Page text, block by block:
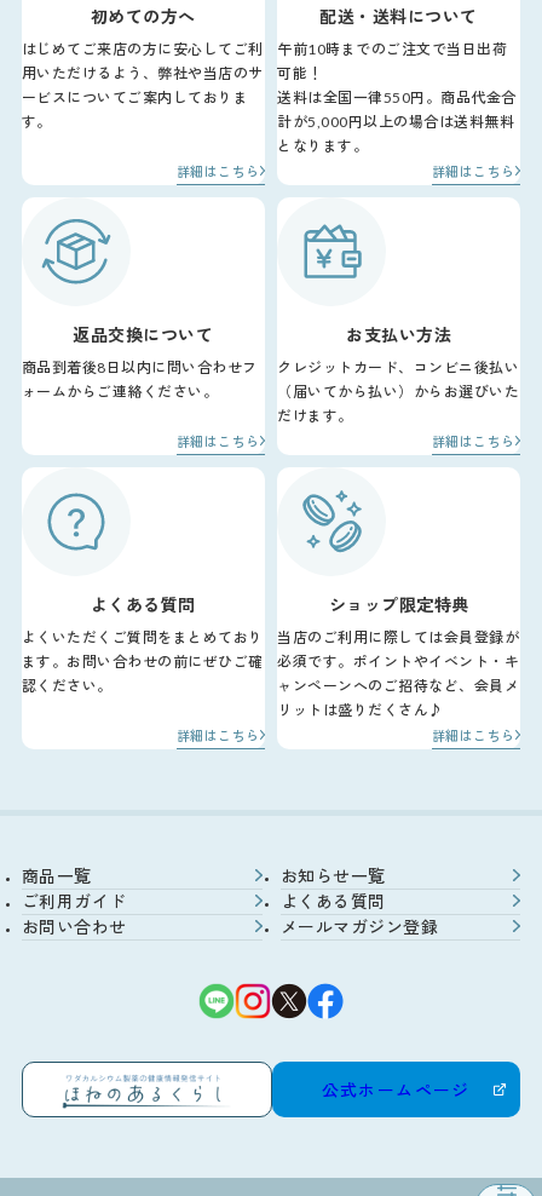
初めての方へ
はじめてご来店の方に安心してご利
用いただけるよう、弊社や当店のサ
ービスについてご案内しておりま
す。
詳細はこちら
配送・送料について
午前10時までのご注文で当日出荷
可能！
送料は全国一律550円。商品代金合
計が5,000円以上の場合は送料無料
となります。
詳細はこちら
返品交換について
商品到着後8日以内に問い合わせフ
ォームからご連絡ください。
詳細はこちら
お支払い方法
クレジットカード、コンビニ後払い
（届いてから払い）からお選びいた
だけます。
詳細はこちら
よくある質問
よくいただくご質問をまとめており
ます。お問い合わせの前にぜひご確
認ください。
詳細はこちら
ショップ限定特典
当店のご利用に際しては会員登録が
必須です。ポイントやイベント・キ
ャンペーンへのご招待など、会員メ
リットは盛りだくさん♪
詳細はこちら
商品一覧
お知らせ一覧
ご利用ガイド
よくある質問
お問い合わせ
メールマガジン登録
公式ホームページ